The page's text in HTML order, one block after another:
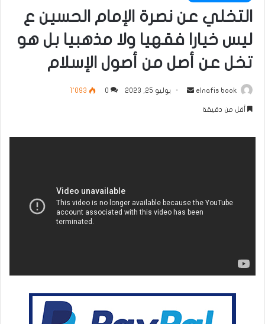
التخلي عن نصرة الإمام الحسين ع
ليس خيارا فقهيا ولا مذهبيا بل هو
تخل عن أصل من أصول الإسلام
elnafis book
أرسل
يوليو 25, 2023 0 1٬093
أقل من دقيقة